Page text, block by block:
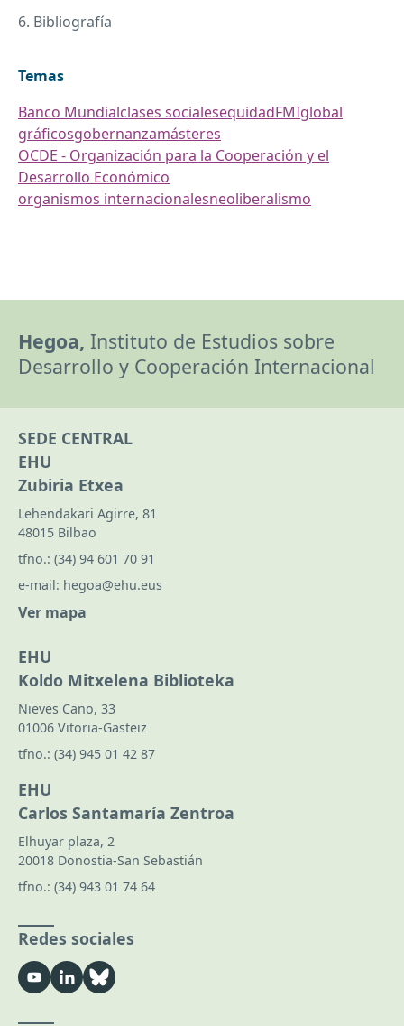
6. Bibliografía
Temas
Banco Mundialclases socialesequidadFMIglobal
gráficosgobernanzamásteres
OCDE - Organización para la Cooperación y el
Desarrollo Económico
organismos internacionalesneoliberalismo
Hegoa, Instituto de Estudios sobre
Desarrollo y Cooperación Internacional
SEDE CENTRAL
EHU
Zubiria Etxea
Lehendakari Agirre, 81
48015 Bilbao
tfno.: (34) 94 601 70 91
e-mail: hegoa@ehu.eus
Ver mapa
EHU
Koldo Mitxelena Biblioteka
Nieves Cano, 33
01006 Vitoria-Gasteiz
tfno.: (34) 945 01 42 87
EHU
Carlos Santamaría Zentroa
Elhuyar plaza, 2
20018 Donostia-San Sebastián
tfno.: (34) 943 01 74 64
Redes sociales